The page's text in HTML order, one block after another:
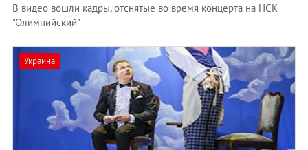
В видео вошли кадры, отснятые во время концерта на НСК
"Олимпийский"
Украина